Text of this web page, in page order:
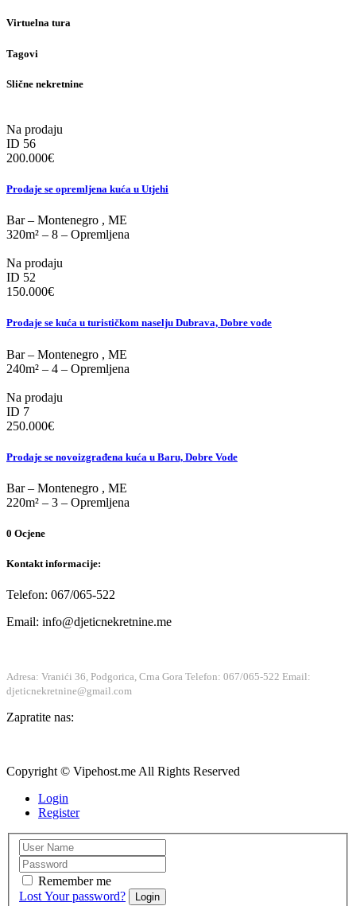
Virtuelna tura
Tagovi
Slične nekretnine
Na prodaju
ID 56
200.000€
Prodaje se opremljena kuća u Utjehi
Bar – Montenegro , ME
320m² – 8 – Opremljena
Na prodaju
ID 52
150.000€
Prodaje se kuća u turističkom naselju Dubrava, Dobre vode
Bar – Montenegro , ME
240m² – 4 – Opremljena
Na prodaju
ID 7
250.000€
Prodaje se novoizgrađena kuća u Baru, Dobre Vode
Bar – Montenegro , ME
220m² – 3 – Opremljena
0 Ocjene
Kontakt informacije:
Telefon: 067/065-522
Email: info@djeticnekretnine.me
Adresa: Vranići 36, Podgorica, Crna Gora Telefon: 067/065-522 Email:
djeticnekretnine@gmail.com
Zapratite nas:
Copyright © Vipehost.me All Rights Reserved
Login
Register
Remember me
Lost Your password?
Login